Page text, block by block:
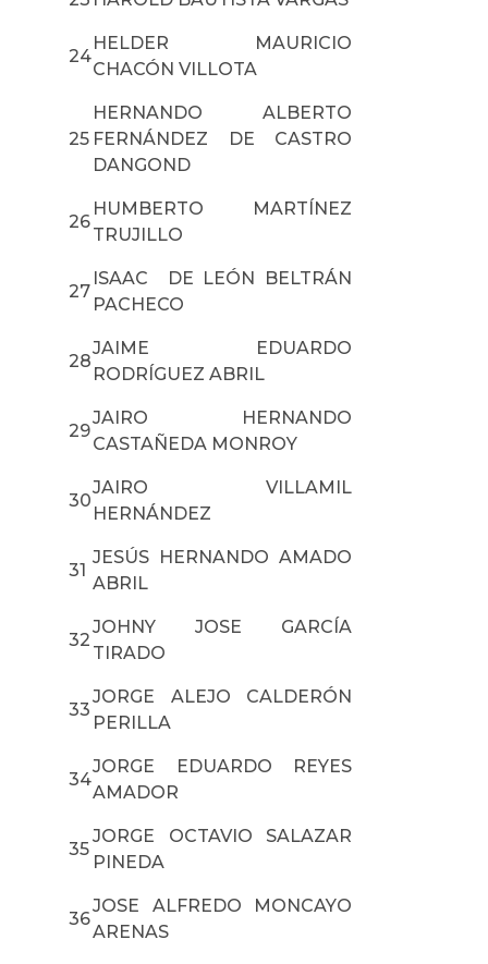
24
HELDER MAURICIO
CHACÓN VILLOTA
25
HERNANDO ALBERTO
FERNÁNDEZ DE CASTRO
DANGOND
26
HUMBERTO MARTÍNEZ
TRUJILLO
27
ISAAC DE LEÓN BELTRÁN
PACHECO
28
JAIME EDUARDO
RODRÍGUEZ ABRIL
29
JAIRO HERNANDO
CASTAÑEDA MONROY
30
JAIRO VILLAMIL
HERNÁNDEZ
31
JESÚS HERNANDO AMADO
ABRIL
32
JOHNY JOSE GARCÍA
TIRADO
33
JORGE ALEJO CALDERÓN
PERILLA
34
JORGE EDUARDO REYES
AMADOR
35
JORGE OCTAVIO SALAZAR
PINEDA
36
JOSE ALFREDO MONCAYO
ARENAS